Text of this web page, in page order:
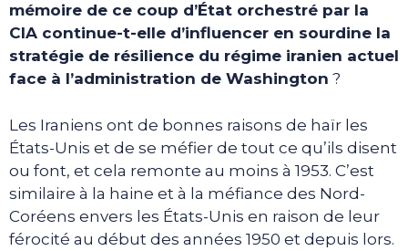
mémoire de ce coup d’État orchestré par la
CIA continue-t-elle d’influencer en sourdine la
stratégie de résilience du régime iranien actuel
face à l’administration de Washington ?
Les Iraniens ont de bonnes raisons de haïr les
États-Unis et de se méfier de tout ce qu’ils disent
ou font, et cela remonte au moins à 1953. C’est
similaire à la haine et à la méfiance des Nord-
Coréens envers les États-Unis en raison de leur
férocité au début des années 1950 et depuis lors.